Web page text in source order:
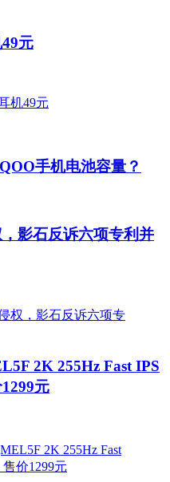
元
手机电池容量？
影石反诉六项专利并
2K 255Hz Fast IPS
元